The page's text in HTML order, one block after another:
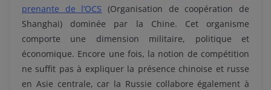
prenante de l’OCS (Organisation de coopération de
Shanghai) dominée par la Chine. Cet organisme
comporte une dimension militaire, politique et
économique. Encore une fois, la notion de compétition
ne suffit pas à expliquer la présence chinoise et russe
en Asie centrale, car la Russie collabore également à